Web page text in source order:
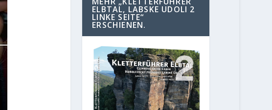
ELBTAL, LABSKE UDOLI 2
LINKE SEITE“
ERSCHIENEN.